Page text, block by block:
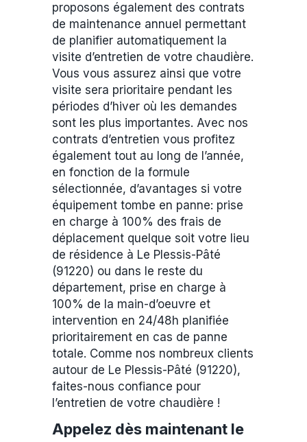
proposons également des contrats
de maintenance annuel permettant
de planifier automatiquement la
visite d’entretien de votre chaudière.
Vous vous assurez ainsi que votre
visite sera prioritaire pendant les
périodes d’hiver où les demandes
sont les plus importantes. Avec nos
contrats d’entretien vous profitez
également tout au long de l’année,
en fonction de la formule
sélectionnée, d’avantages si votre
équipement tombe en panne: prise
en charge à 100% des frais de
déplacement quelque soit votre lieu
de résidence à Le Plessis-Pâté
(91220) ou dans le reste du
département, prise en charge à
100% de la main-d’oeuvre et
intervention en 24/48h planifiée
prioritairement en cas de panne
totale. Comme nos nombreux clients
autour de Le Plessis-Pâté (91220),
faites-nous confiance pour
l’entretien de votre chaudière !
Appelez dès maintenant le